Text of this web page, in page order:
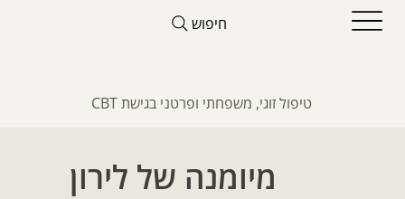
חיפוש
טיפול זוגי, משפחתי ופרטני בגישת CBT
מיומנה של לירון